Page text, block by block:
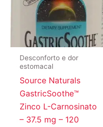
Desconforto e dor
estomacal
Source Naturals
GastricSoothe™
Zinco L-Carnosinato
– 37.5 mg – 120